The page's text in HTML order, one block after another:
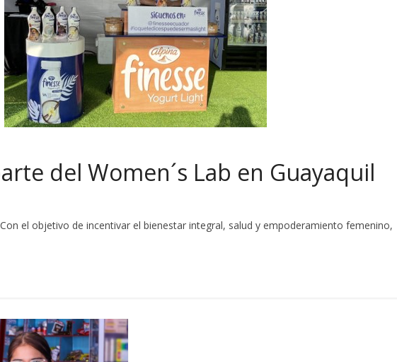
del Women´s Lab en Guayaquil
el objetivo de incentivar el bienestar integral, salud y empoderamiento femenino,